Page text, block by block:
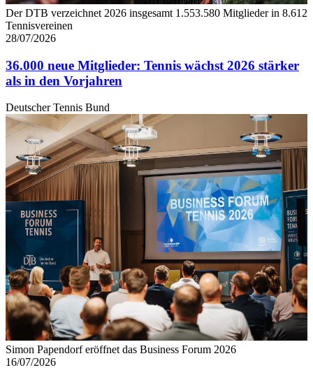
Der DTB verzeichnet 2026 insgesamt 1.553.580 Mitglieder in 8.612
Tennisvereinen
28/07/2026
36.000 neue Mitglieder: Tennis wächst 2026 stärker
als in den Vorjahren
Deutscher Tennis Bund
Simon Papendorf eröffnet das Business Forum 2026
16/07/2026